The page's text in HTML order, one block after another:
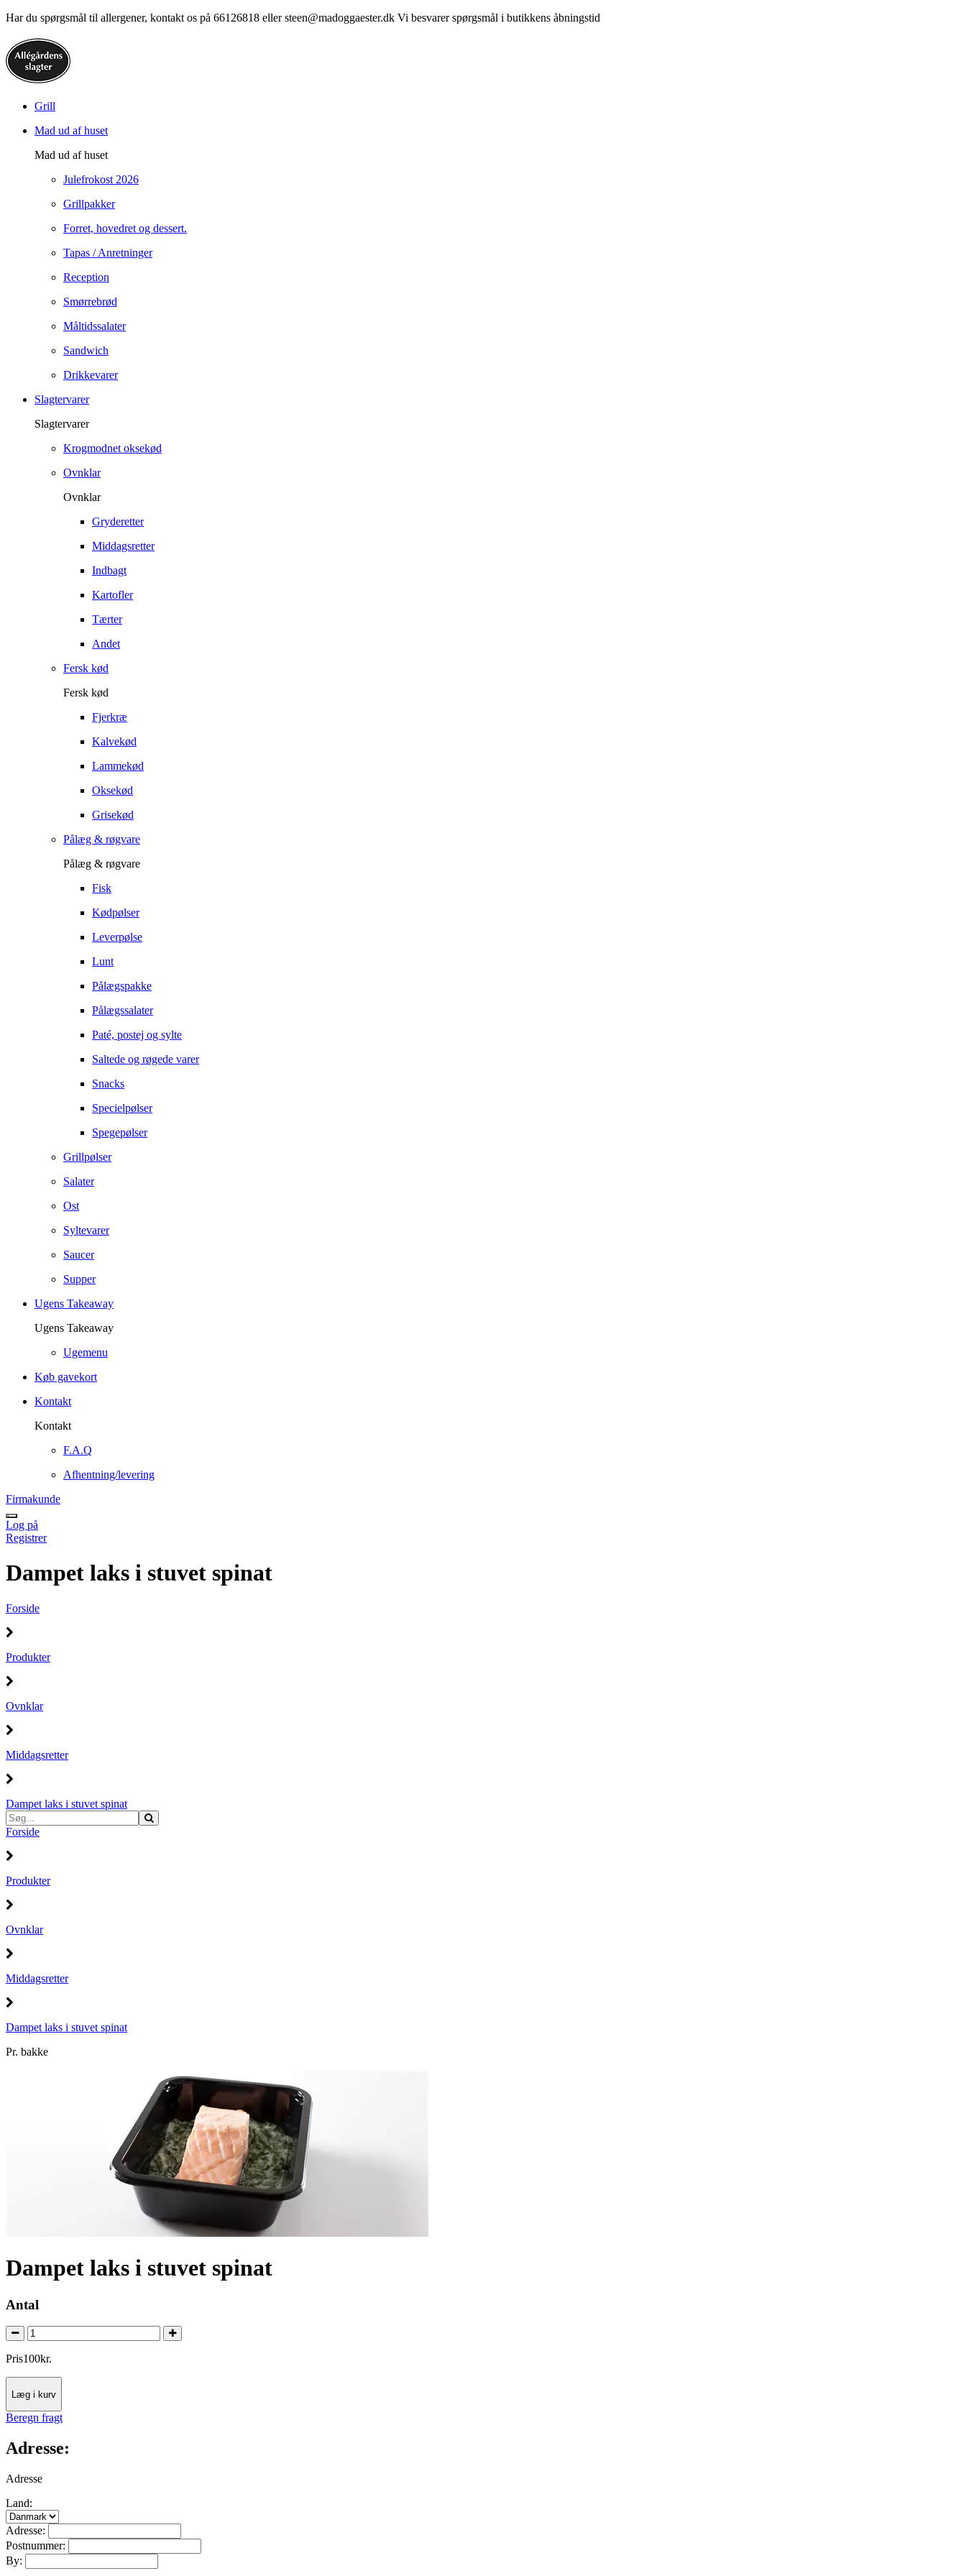
Har du spørgsmål til allergener, kontakt os på 66126818 eller steen@madoggaester.dk Vi besvarer spørgsmål i butikkens åbningstid
Grill
Mad ud af huset
Mad ud af huset
Julefrokost 2026
Grillpakker
Forret, hovedret og dessert.
Tapas / Anretninger
Reception
Smørrebrød
Måltidssalater
Sandwich
Drikkevarer
Slagtervarer
Slagtervarer
Krogmodnet oksekød
Ovnklar
Ovnklar
Gryderetter
Middagsretter
Indbagt
Kartofler
Tærter
Andet
Fersk kød
Fersk kød
Fjerkræ
Kalvekød
Lammekød
Oksekød
Grisekød
Pålæg & røgvare
Pålæg & røgvare
Fisk
Kødpølser
Leverpølse
Lunt
Pålægspakke
Pålægssalater
Paté, postej og sylte
Saltede og røgede varer
Snacks
Specielpølser
Spegepølser
Grillpølser
Salater
Ost
Syltevarer
Saucer
Supper
Ugens Takeaway
Ugens Takeaway
Ugemenu
Køb gavekort
Kontakt
Kontakt
F.A.Q
Afhentning/levering
Firmakunde
Log på
Registrer
Dampet laks i stuvet spinat
Forside
Produkter
Ovnklar
Middagsretter
Dampet laks i stuvet spinat
Forside
Produkter
Ovnklar
Middagsretter
Dampet laks i stuvet spinat
Pr. bakke
Dampet laks i stuvet spinat
Antal
Pris100kr.
Læg i kurv
Beregn fragt
Adresse:
Adresse
Land:
Adresse:
Postnummer:
By: